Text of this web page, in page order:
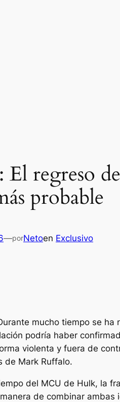
regreso
probable
—porNetoen Exclusivo
mucho tiempo se ha
podría haber
violenta y fuera de
de Mark Ruffalo.
del MCU de Hulk, la
de combinar ambas